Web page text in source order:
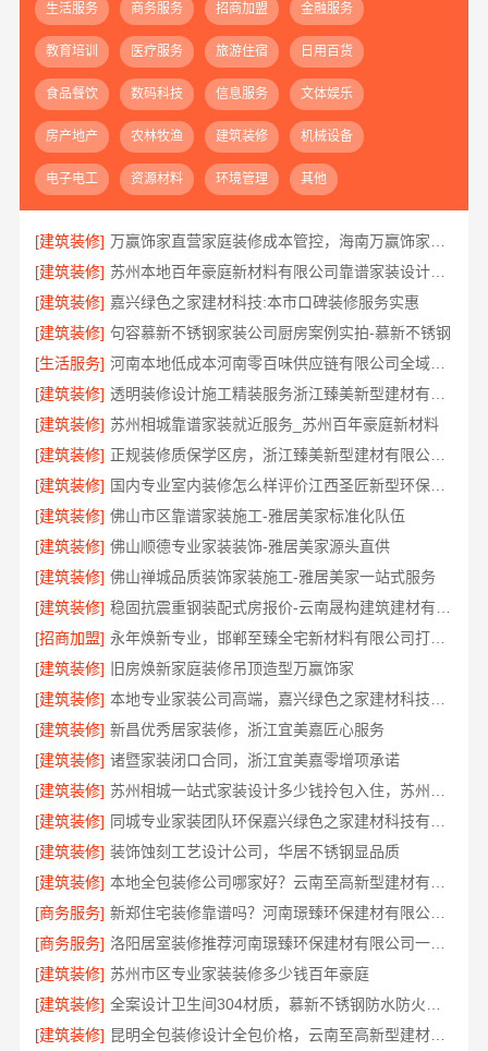
生活服务 商务服务 招商加盟 金融服务
教育培训 医疗服务 旅游住宿 日用百货
食品餐饮 数码科技 信息服务 文体娱乐
房产地产 农林牧渔 建筑装修 机械设备
电子电工 资源材料 环境管理 其他
[建筑装修]
[建筑装修]
苏州本地百年豪庭新材料有限公司靠谱家装设计公司拎包入住
[建筑装修] 嘉兴绿色之家建材科技:本市口碑装修服务实惠
[建筑装修] 句容慕新不锈钢家装公司厨房案例实拍-慕新不锈钢
[生活服务]
河南本地低成本河南零百味供应链有限公司全域盈利
[建筑装修]
[建筑装修] 苏州相城靠谱家装就近服务_苏州百年豪庭新材料
[建筑装修]
正规装修质保学区房，浙江臻美新型建材有限公司质量可靠
[建筑装修]
国内专业室内装修怎么样评价江西圣匠新型环保材料有限公司
[建筑装修] 佛山市区靠谱家装施工-雅居美家标准化队伍
[建筑装修] 佛山顺德专业家装装饰-雅居美家源头直供
[建筑装修] 佛山禅城品质装饰家装施工-雅居美家一站式服务
[建筑装修]
[招商加盟]
永年焕新专业，邯郸至臻全宅新材料有限公司打造精品全宅工程
[建筑装修]
旧房焕新家庭装修吊顶造型万赢饰家
[建筑装修]
[建筑装修] 新昌优秀居家装修，浙江宜美嘉匠心服务
[建筑装修] 诸暨家装闭口合同，浙江宜美嘉零增项承诺
[建筑装修]
[建筑装修]
[建筑装修] 装饰蚀刻工艺设计公司，华居不锈钢显品质
[建筑装修]
[商务服务]
新郑住宅装修靠谱吗？河南璟臻环保建材有限公司口碑好
[商务服务]
洛阳居室装修推荐河南璟臻环保建材有限公司一站式服务
[建筑装修] 苏州市区专业家装装修多少钱百年豪庭
[建筑装修]
[建筑装修]
昆明全包装修设计全包价格，云南至高新型建材有限公司